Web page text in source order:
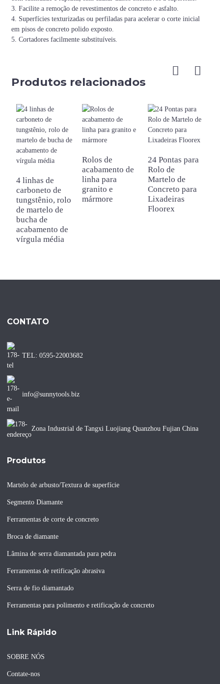
3. Facilite a remoção de revestimentos de concreto e asfalto.
4. Superfícies texturizadas ou perfiladas para acelerar o corte inicial
em pisos de concreto polido exposto.
5. Cortadores facilmente substituíveis.
Produtos relacionados
4 linhas de
carboneto de
tungstênio, rolo
de martelo de
bucha de
acabamento de
vírgula média
Rolos de
acabamento de
linha para
granito e
mármore
24 Pontas para
Rolo de
Martelo de
Concreto para
Lixadeiras
Floorex
CONTATO
TEL: 0595-22003682
info@sunnytools.biz
Zona Industrial de Tangxi Luojiang Quanzhou Fujian China
Produtos
Martelo de arbusto/Textura de superfície
Segmento Diamante
Ferramentas de corte de concreto
Broca de diamante
Lâmina de serra diamantada para pedra
Ferramentas de retificação abrasiva
Serra de fio diamantado
Ferramentas para polimento e retificação de concreto
Link Rápido
SOBRE NÓS
Contate-nos